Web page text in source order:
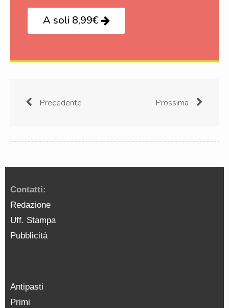
A soli 8,99€
Precedente Prossima
Contatti:
Redazione
Uff. Stampa
Pubblicità
Antipasti
Primi